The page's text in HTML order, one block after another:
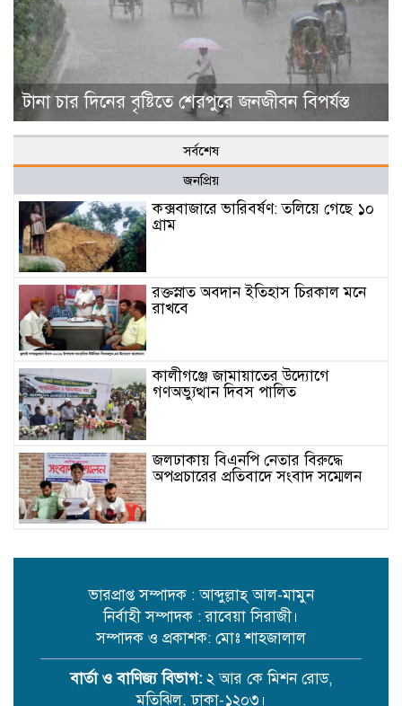
টানা চার দিনের বৃষ্টিতে শেরপুরে জনজীবন বিপর্যস্ত
সর্বশেষ
জনপ্রিয়
কক্সবাজারে ভারিবর্ষণ: তলিয়ে গেছে ১০
গ্রাম
রক্তস্নাত অবদান ইতিহাস চিরকাল মনে
রাখবে
কালীগঞ্জে জামায়াতের উদ্যোগে
গণঅভ্যুত্থান দিবস পালিত
জলঢাকায় বিএনপি নেতার বিরুদ্ধে
অপপ্রচারের প্রতিবাদে সংবাদ সম্মেলন
ভারপ্রাপ্ত সম্পাদক : আব্দুল্লাহ্ আল-মামুন
নির্বাহী সম্পাদক : রাবেয়া সিরাজী।
সম্পাদক ও প্রকাশক: মোঃ শাহজালাল
বার্তা ও বাণিজ্য বিভাগ: ২ আর কে মিশন রোড,
মতিঝিল, ঢাকা-১২০৩।